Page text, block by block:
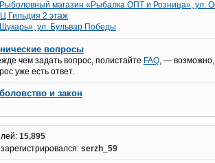
магазин «Рыбалка ОПТ и Розница», ул.
Гильдия 2 этаж
ул. Бульвар Победы
вопросы
чем задать вопрос, полистайте FAQ , —
уже есть ответ.
и закон
15,895
serzh_59